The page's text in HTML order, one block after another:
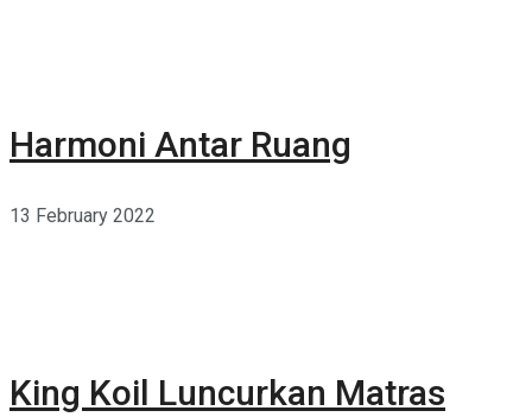
Harmoni Antar Ruang
13 February 2022
King Koil Luncurkan Matras